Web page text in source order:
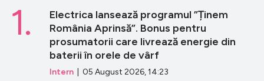
Electrica lansează programul ”Ținem
România Aprinsă”. Bonus pentru
prosumatorii care livrează energie din
baterii în orele de vârf
Intern | 05 August 2026, 14:23
1.